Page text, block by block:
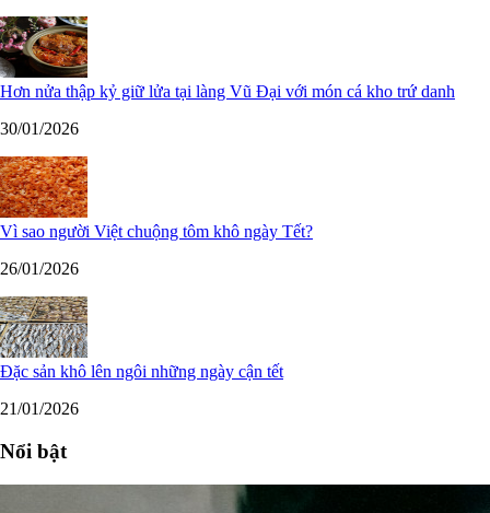
Hơn nửa thập kỷ giữ lửa tại làng Vũ Đại với món cá kho trứ danh
30/01/2026
Vì sao người Việt chuộng tôm khô ngày Tết?
26/01/2026
Đặc sản khô lên ngôi những ngày cận tết
21/01/2026
Nổi bật